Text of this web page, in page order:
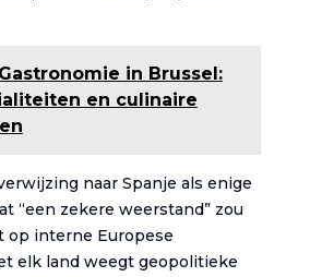
Gastronomie in Brussel:
en culinaire
naar Spanje als enige
“een zekere weerstand” zou
op interne Europese
elk land weegt geopolitieke